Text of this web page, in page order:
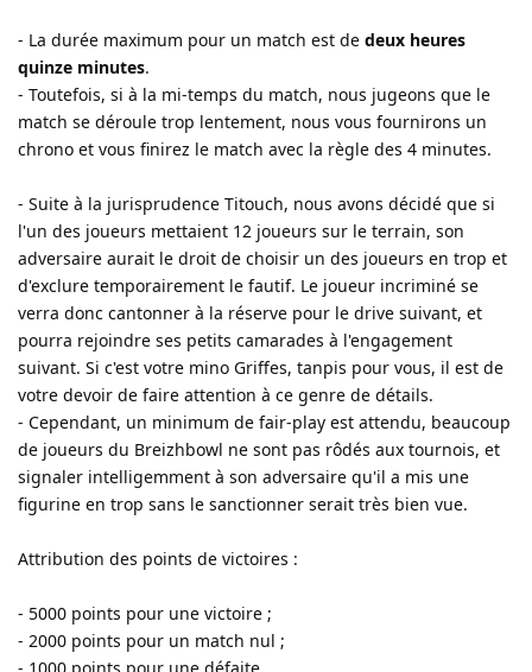
- La durée maximum pour un match est de deux heures
quinze minutes.
- Toutefois, si à la mi-temps du match, nous jugeons que le
match se déroule trop lentement, nous vous fournirons un
chrono et vous finirez le match avec la règle des 4 minutes.
- Suite à la jurisprudence Titouch, nous avons décidé que si
l'un des joueurs mettaient 12 joueurs sur le terrain, son
adversaire aurait le droit de choisir un des joueurs en trop et
d'exclure temporairement le fautif. Le joueur incriminé se
verra donc cantonner à la réserve pour le drive suivant, et
pourra rejoindre ses petits camarades à l'engagement
suivant. Si c'est votre mino Griffes, tanpis pour vous, il est de
votre devoir de faire attention à ce genre de détails.
- Cependant, un minimum de fair-play est attendu, beaucoup
de joueurs du Breizhbowl ne sont pas rôdés aux tournois, et
signaler intelligemment à son adversaire qu'il a mis une
figurine en trop sans le sanctionner serait très bien vue.
Attribution des points de victoires :
- 5000 points pour une victoire ;
- 2000 points pour un match nul ;
- 1000 points pour une défaite.